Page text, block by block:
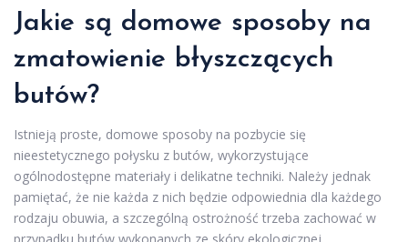
Jakie są domowe sposoby na
zmatowienie błyszczących
butów?
Istnieją proste, domowe sposoby na pozbycie się
nieestetycznego połysku z butów, wykorzystujące
ogólnodostępne materiały i delikatne techniki. Należy jednak
pamiętać, że nie każda z nich będzie odpowiednia dla każdego
rodzaju obuwia, a szczególną ostrożność trzeba zachować w